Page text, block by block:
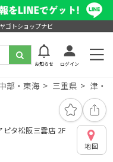
ゴトショップナビ
お知らせ ログイン
部・東海 三重県 津・
タ松阪三雲店 2F
地図